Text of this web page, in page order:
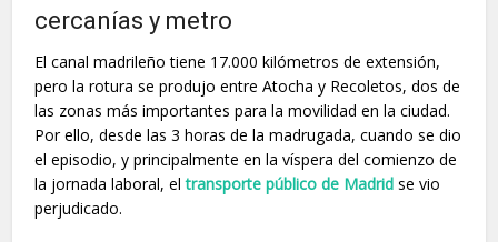
cercanías y metro
El canal madrileño tiene 17.000 kilómetros de extensión,
pero la rotura se produjo entre Atocha y Recoletos, dos de
las zonas más importantes para la movilidad en la ciudad.
Por ello, desde las 3 horas de la madrugada, cuando se dio
el episodio, y principalmente en la víspera del comienzo de
la jornada laboral, eltransporte público de Madrid se vio
perjudicado.